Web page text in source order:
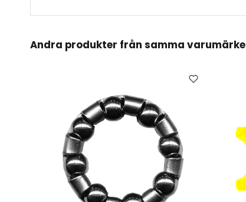
Andra produkter från samma varumärke